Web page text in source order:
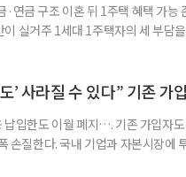
·연금 구조 이혼 뒤 1주택 혜택 가
실거주 1세대 1주택자의 세 부담
을 보유하면 한 세대가 두 채를 가진
’ 사라질 수 있다” 기존 가
납입한도 이월 폐지…. 기존 가입자
손질한다. 국내 기업과 자본시장에